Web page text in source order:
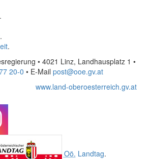
.
.
.
• 4021 Linz, Landhausplatz 1 •
20-0 • E-Mail post@ooe.gv.at
www.land-oberoesterreich.gv.at
Oö. Landtag.